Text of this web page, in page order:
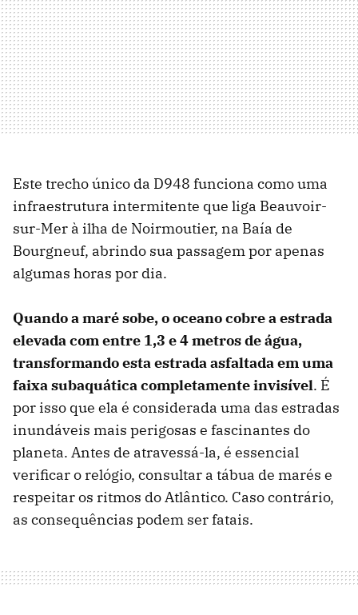
Este trecho único da D948 funciona como uma
infraestrutura intermitente que liga Beauvoir-
sur-Mer à ilha de Noirmoutier, na Baía de
Bourgneuf, abrindo sua passagem por apenas
algumas horas por dia.
Quando a maré sobe, o oceano cobre a estrada
elevada com entre 1,3 e 4 metros de água,
transformando esta estrada asfaltada em uma
faixa subaquática completamente invisível. É
por isso que ela é considerada uma das estradas
inundáveis ​​mais perigosas e fascinantes do
planeta. Antes de atravessá-la, é essencial
verificar o relógio, consultar a tábua de marés e
respeitar os ritmos do Atlântico. Caso contrário,
as consequências podem ser fatais.